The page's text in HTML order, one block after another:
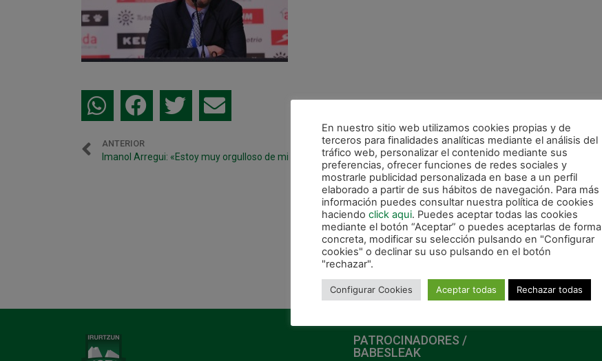
ANTERIOR
Imanol Arregui: «Estoy muy orgulloso de mi equipo»
PATROCINADORES /
BABESLEAK
En nuestro sitio web utilizamos cookies propias y de
terceros para finalidades analíticas mediante el análisis del
tráfico web, personalizar el contenido mediante sus
preferencias, ofrecer funciones de redes sociales y
mostrarle publicidad personalizada en base a un perfil
elaborado a partir de sus hábitos de navegación. Para más
información puedes consultar nuestra política de cookies
haciendo click aqui. Puedes aceptar todas las cookies
mediante el botón “Aceptar” o puedes aceptarlas de forma
concreta, modificar su selección pulsando en "Configurar
cookies" o declinar su uso pulsando en el botón
"rechazar".
Configurar Cookies Aceptar todas Rechazar todas